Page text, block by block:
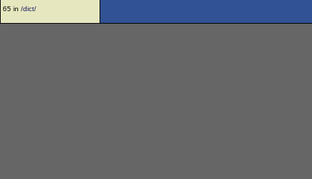
65 in /dict/